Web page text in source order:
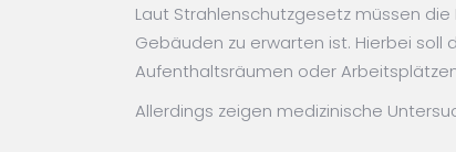
Laut Strahlenschutzgesetz müssen
Gebäuden zu erwarten ist. Hierbei soll
Aufenthaltsräumen oder
Allerdings zeigen medizinische